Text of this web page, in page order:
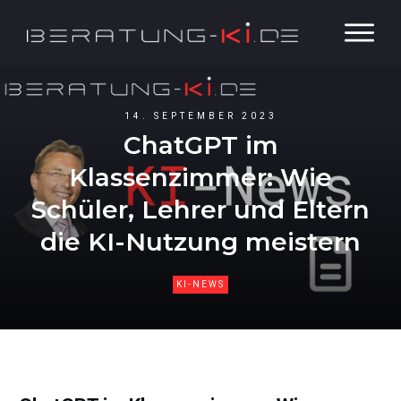
14. SEPTEMBER 2023
ChatGPT im
Klassenzimmer: Wie
Schüler, Lehrer und Eltern
die KI-Nutzung meistern
KI-NEWS